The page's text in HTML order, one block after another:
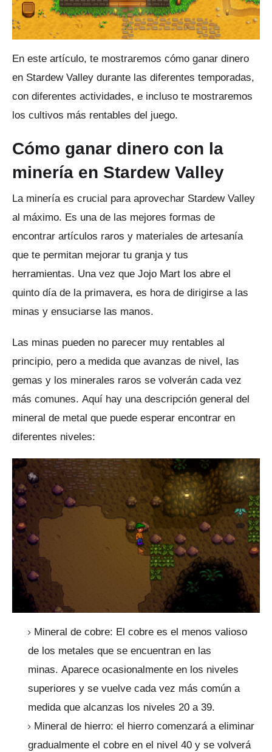
En este artículo, te mostraremos cómo ganar dinero
en Stardew Valley durante las diferentes temporadas,
con diferentes actividades, e incluso te mostraremos
los cultivos más rentables del juego.
Cómo ganar dinero con la
minería en Stardew Valley
La minería es crucial para aprovechar Stardew Valley
al máximo. Es una de las mejores formas de
encontrar artículos raros y materiales de artesanía
que te permitan mejorar tu granja y tus
herramientas. Una vez que Jojo Mart los abre el
quinto día de la primavera, es hora de dirigirse a las
minas y ensuciarse las manos.
Las minas pueden no parecer muy rentables al
principio, pero a medida que avanzas de nivel, las
gemas y los minerales raros se volverán cada vez
más comunes. Aquí hay una descripción general del
mineral de metal que puede esperar encontrar en
diferentes niveles:
Mineral de cobre: ​​El cobre es el menos valioso
de los metales que se encuentran en las
minas. Aparece ocasionalmente en los niveles
superiores y se vuelve cada vez más común a
medida que alcanzas los niveles 20 a 39.
Mineral de hierro: el hierro comenzará a eliminar
gradualmente el cobre en el nivel 40 y se volverá